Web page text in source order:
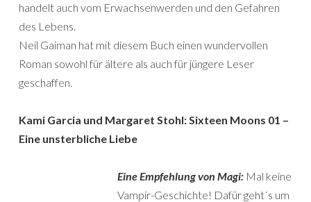
handelt auch vom Erwachsenwerden und den Gefahren
des Lebens.
Neil Gaiman hat mit diesem Buch einen wundervollen
Roman sowohl für ältere als auch für jüngere Leser
geschaffen.
Kami Garcia und Margaret Stohl: Sixteen Moons 01 –
Eine unsterbliche Liebe
Eine Empfehlung von Magi: Mal keine
Vampir-Geschichte! Dafür geht´s um